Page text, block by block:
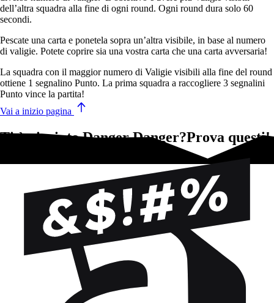
dell’altra squadra alla fine di ogni round. Ogni round dura solo 60
secondi.
Pescate una carta e ponetela sopra un’altra visibile, in base al numero
di valigie. Potete coprire sia una vostra carta che una carta avversaria!
La squadra con il maggior numero di Valigie visibili alla fine del round
ottiene 1 segnalino Punto. La prima squadra a raccogliere 3 segnalini
Punto vince la partita!
Vai a inizio pagina
Ti è piaciuto Danger Danger?Prova questi!